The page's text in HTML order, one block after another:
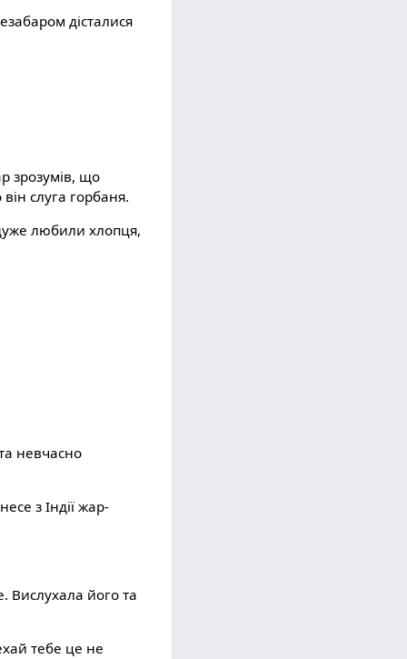
дісталися
зрозумів, що
слуга горбаня.
любили хлопця,
невчасно
з Індії жар-
Вислухала його та
тебе це не